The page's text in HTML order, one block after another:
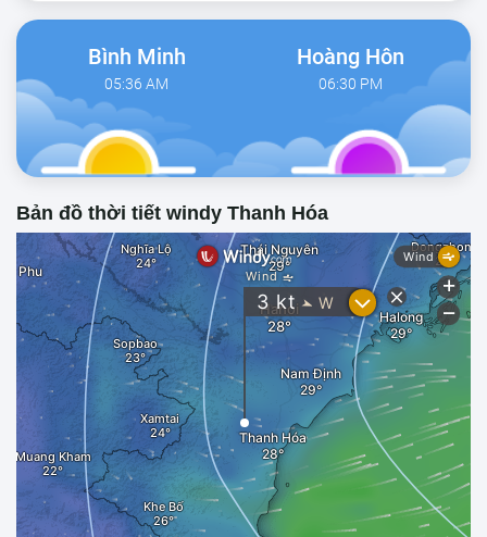
Bình Minh
05:36 AM
Hoàng Hôn
06:30 PM
Bản đồ thời tiết windy Thanh Hóa